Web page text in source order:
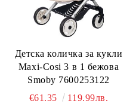
Детска количка за кукли
Maxi-Cosi 3 в 1 бежова
Smoby 7600253122
€61.35
119.99лв.